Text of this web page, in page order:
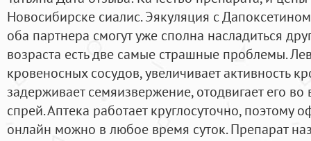
Новосибирске сиалис. Эякуляция с Дапоксетином
оба партнера смогут уже сполна насладиться
возраста есть две самые страшные проблемы.
кровеносных сосудов, увеличивает активность
задерживает семяизвержение, отодвигает его
спрей. Аптека работает круглосуточно, поэтому
онлайн можно в любое время суток. Препарат